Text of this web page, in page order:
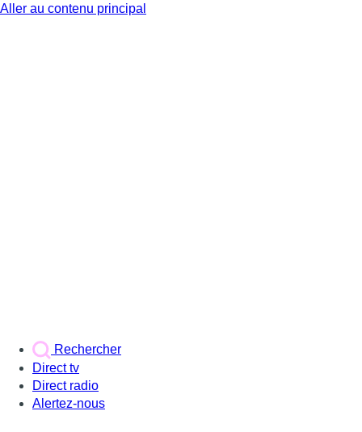
Aller au contenu principal
Rechercher
Direct tv
Direct radio
Alertez-nous